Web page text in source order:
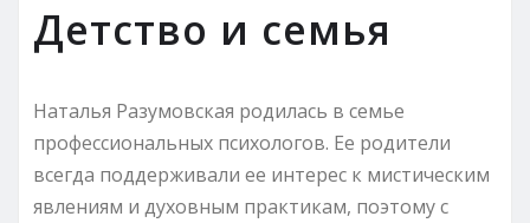
Детство и семья
Наталья Разумовская родилась в семье
профессиональных психологов. Ее родители
всегда поддерживали ее интерес к мистическим
явлениям и духовным практикам, поэтому с